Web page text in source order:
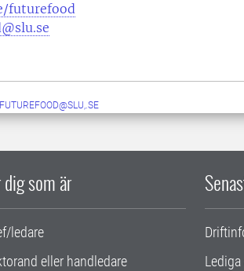
futurefood
FUTUREFOOD@SLU,.SE
dig som är
ledare
eller handledare